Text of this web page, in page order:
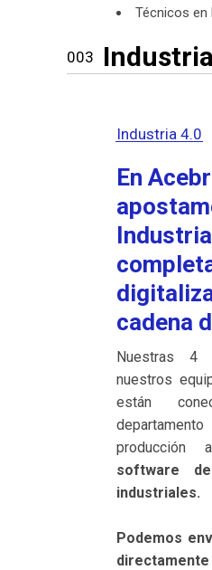
Técnicos en
Industria 4.0
En
cadena
Nuestras 4
nuestros
están
software de
industriales.
Podemos